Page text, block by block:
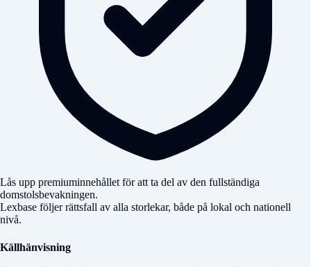
Lås upp premiuminnehållet för att ta del av den fullständiga
domstolsbevakningen.
Lexbase följer rättsfall av alla storlekar, både på lokal och nationell
nivå.
Källhänvisning